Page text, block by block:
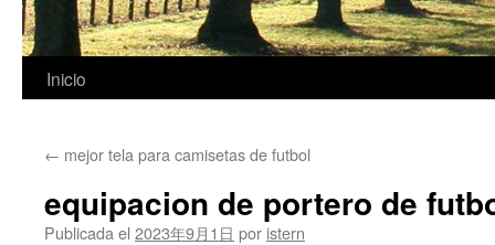
Saltar
contenido
Inicio
← mejor tela para camisetas de futbol
equipacion de portero de
Publicada el 2023年9月1日 por istern